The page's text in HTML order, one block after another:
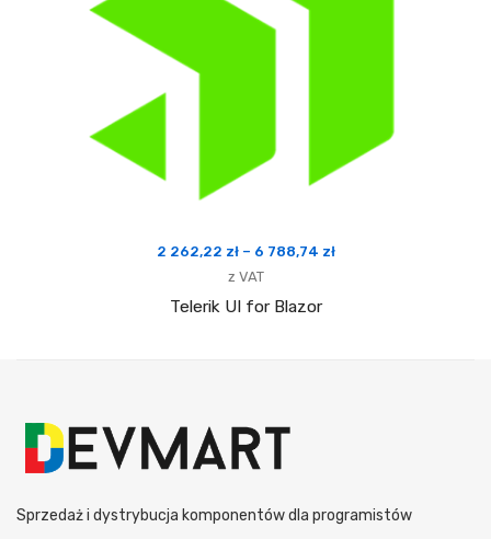
2 262,22 zł – 6 788,74 złZakres
z VAT
Telerik UI for Blazor
Sprzedaż i dystrybucja komponentów dla programistów